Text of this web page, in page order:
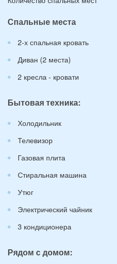
Спальные места
2-х спальная кровать
Диван (2 места)
2 кресла - кровати
Бытовая техника:
Холодильник
Телевизор
Газовая плита
Стиральная машина
Утюг
Электрический чайник
3 кондиционера
Рядом с домом: